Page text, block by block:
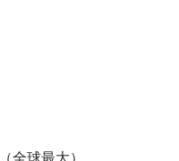
全球最大）